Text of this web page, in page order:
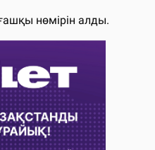
нөмірін алды.